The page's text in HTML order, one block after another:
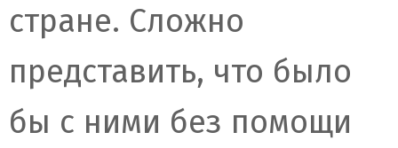
стране. Сложно
представить, что было
бы с ними без помощи